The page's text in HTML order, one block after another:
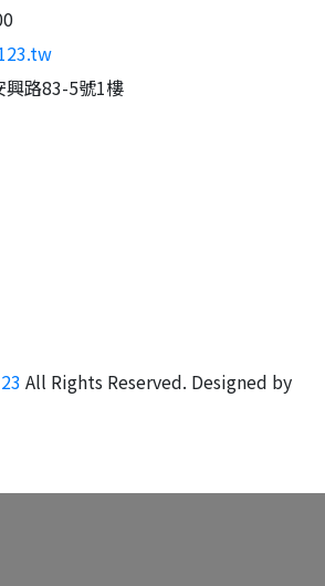
興路83-5號1樓
All Rights Reserved. Designed by